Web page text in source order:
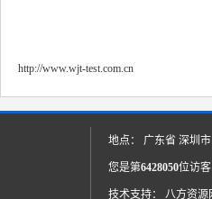
http://www.wjt-test.com.cn
地点： 广东省 深圳
您是第6428050位访
技术支持： 八方资源